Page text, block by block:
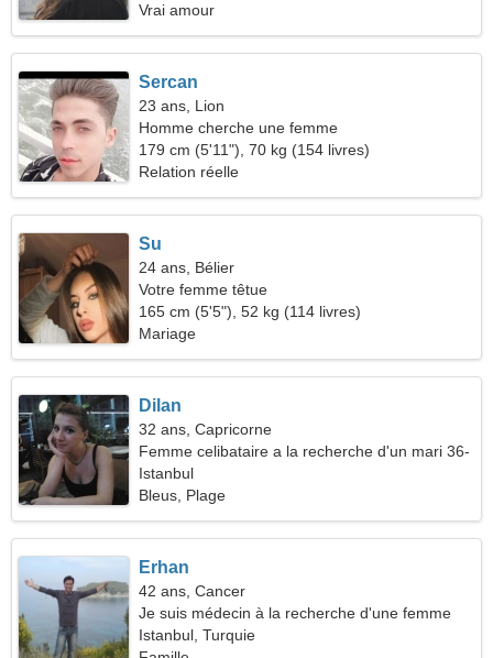
Vrai amour
Sercan
23 ans, Lion
Homme cherche une femme
179 cm (5'11"), 70 kg (154 livres)
Relation réelle
Su
24 ans, Bélier
Votre femme têtue
165 cm (5'5"), 52 kg (114 livres)
Mariage
Dilan
32 ans, Capricorne
Femme celibataire a la recherche d'un mari 36-
43
Istanbul
Bleus, Plage
Erhan
42 ans, Cancer
Je suis médecin à la recherche d'une femme
sincère
Istanbul, Turquie